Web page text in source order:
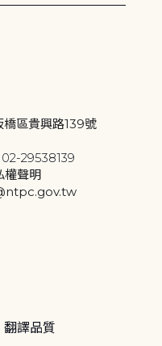
區貴興路139號
29538139
權聲明
譯品質